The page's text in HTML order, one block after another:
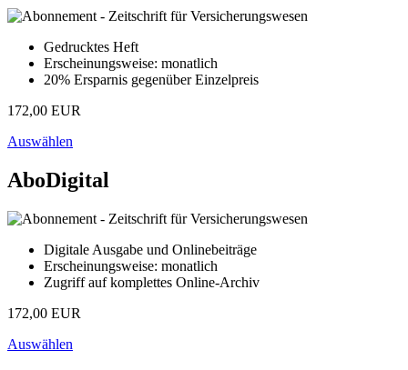
Gedrucktes Heft
Erscheinungsweise: monatlich
20% Ersparnis gegenüber Einzelpreis
172,00 EUR
Auswählen
AboDigital
Digitale Ausgabe und Onlinebeiträge
Erscheinungsweise: monatlich
Zugriff auf komplettes Online-Archiv
172,00 EUR
Auswählen